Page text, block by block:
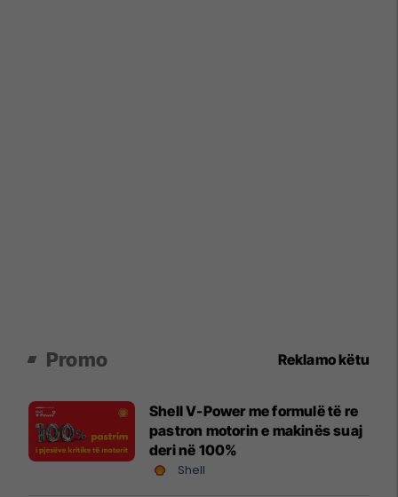
Promo Reklamo këtu
Shell V-Power me formulë të re
pastron motorin e makinës suaj
deri në 100%
Shell